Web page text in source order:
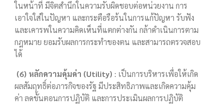
ในหน้าที่ มีจิตสำนึกในความรับผิดชอบต่อหน่วยงาน การ
เอาใจใส่ในปัญหา และกระตือรือร้นในการแก้ปัญหา รับฟัง
และเคารพในความคิดเห็นที่แตกต่างกัน กล้าดำเนินการตาม
กฎหมาย ยอมรับผลการกระทำของตน และสามารถตรวจสอบ
ได้
(6) หลักความคุ้มค่า (Utility) : เป็นการบริหารเพื่อให้เกิด
ผลสัมฤทธิ์ต่อภารกิจของรัฐ มีประสิทธิภาพและเกิดความคุ้ม
ค่า ลดขั้นตอนการปฏิบัติ และการประเมินผลการปฏิบัติ